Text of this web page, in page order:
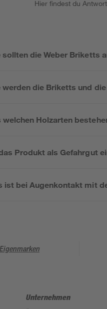
Hier findest du
sollten die Weber Briketts
werden die Briketts und
welchen Holzarten
Produkt als Gefahrgut
ist bei Augenkontakt mit
Unternehmen